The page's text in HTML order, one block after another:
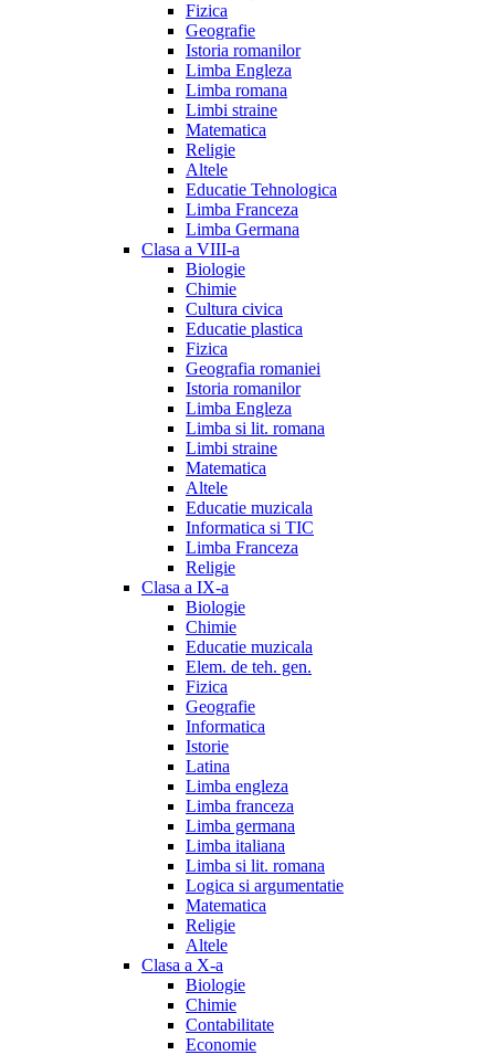
Fizica
Geografie
Istoria romanilor
Limba Engleza
Limba romana
Limbi straine
Matematica
Religie
Altele
Educatie Tehnologica
Limba Franceza
Limba Germana
Clasa a VIII-a
Biologie
Chimie
Cultura civica
Educatie plastica
Fizica
Geografia romaniei
Istoria romanilor
Limba Engleza
Limba si lit. romana
Limbi straine
Matematica
Altele
Educatie muzicala
Informatica si TIC
Limba Franceza
Religie
Clasa a IX-a
Biologie
Chimie
Educatie muzicala
Elem. de teh. gen.
Fizica
Geografie
Informatica
Istorie
Latina
Limba engleza
Limba franceza
Limba germana
Limba italiana
Limba si lit. romana
Logica si argumentatie
Matematica
Religie
Altele
Clasa a X-a
Biologie
Chimie
Contabilitate
Economie